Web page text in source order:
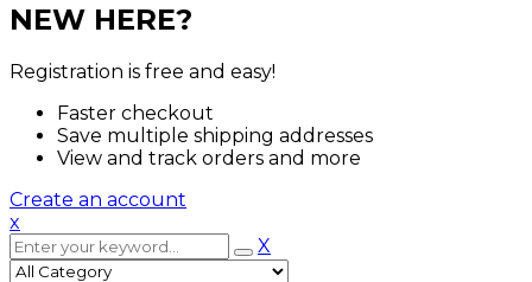
NEW HERE?
Registration is free and easy!
Faster checkout
Save multiple shipping addresses
View and track orders and more
Create an account
x
X